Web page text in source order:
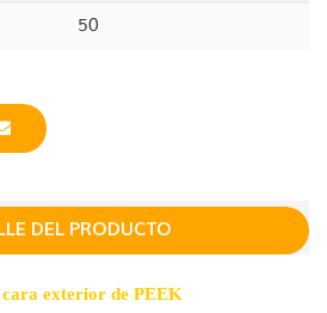
50
DEL PRODUCTO
cara exterior de PEEK